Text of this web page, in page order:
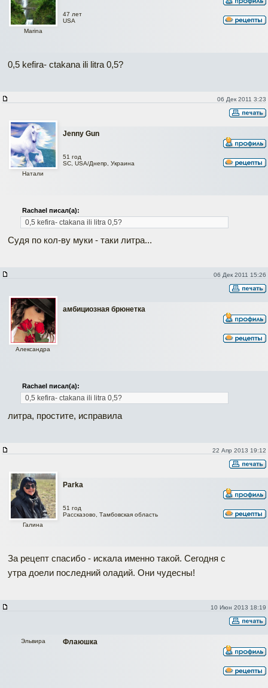
Marina
47 лет
USA
0,5 kefira- ctakana ili litra 0,5?
06 Дек 2011 3:23
Jenny Gun
Натали
51 год
SC, USA/Днепр, Украина
Rachael писал(а):
0,5 kefira- ctakana ili litra 0,5?
Судя по кол-ву муки - таки литра...
06 Дек 2011 15:26
амбициозная брюнетка
Александра
Rachael писал(а):
0,5 kefira- ctakana ili litra 0,5?
литра, простите, исправила
22 Апр 2013 19:12
Parka
Галина
51 год
Рассказово, Тамбовская область
За рецепт спасибо - искала именно такой. Сегодня с
утра доели последний оладий. Они чудесны!
10 Июн 2013 18:19
Флаюшка
Эльвира